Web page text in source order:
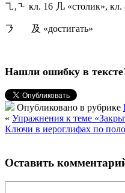
㇈,㇍ кл. 16 几 «столик»,
㇋ 及 «достигать»
Нашли ошибку в
Опубликовано в рубрике
« Упражнения к теме
Ключи в иероглифах по
Оставить